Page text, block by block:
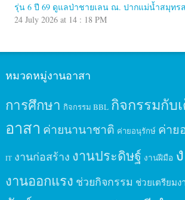
รุ่น 6 ปี 69 ดูแลป่าชายเลน ณ. ปากแม่น้ำสมุทร
24 July 2026 at 14 : 18 PM
หมวดหมู่งานอาสา
การศึกษา กิจกรรม BBL กิจกรรมกับ
อาสา ค่ายนานาชาติ ค่ายอนุรักษ์ ค่าย
IT งานก่อสร้าง งานประดิษฐ์ งานฝีมือ
งานออกแรง ช่วยกิจกรรม ช่วยเตรียมง